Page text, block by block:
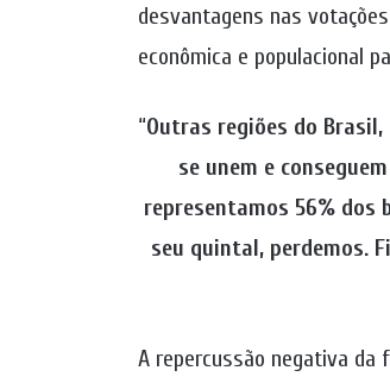
desvantagens nas
econômica e populacional
“Outras regiões do
se unem e
representamos 56% dos
seu quintal, perdemos.
A repercussão negativa da